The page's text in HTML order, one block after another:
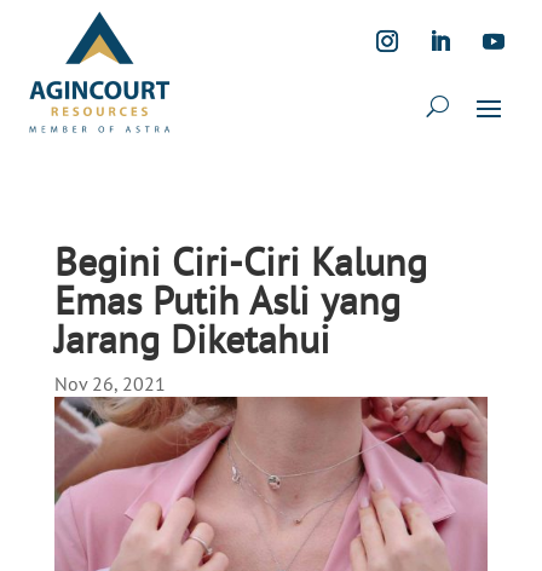
Begini Ciri-Ciri Kalung
Emas Putih Asli yang
Jarang Diketahui
Nov 26, 2021